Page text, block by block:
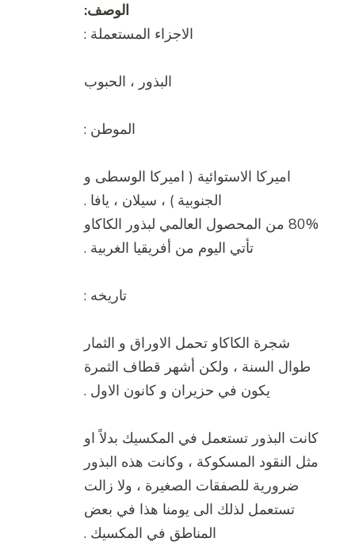
الوصف:
الاجزاء المستعملة :
البذور ، الحبوب
الموطن :
اميركا الاستوائية ( اميركا الوسطى و
الجنوبية ) ، سيلان ، يافا .
80% من المحصول العالمي لبذور الكاكاو
تأتي اليوم من أفريقيا الغربية .
تاريخه :
شجرة الكاكاو تحمل الاوراق و الثمار
طوال السنة ، ولكن أشهر قطاف الثمرة
يكون في حزيران و كانون الاول .
كانت البذور تستعمل في المكسيك بدلاً او
مثل النقود المسكوكة ، وكانت هذه البذور
ضرورية للصفقات الصغيرة ، ولا زالت
تستعمل لذلك الى يومنا هذا في بعض
المناطق في المكسيك .